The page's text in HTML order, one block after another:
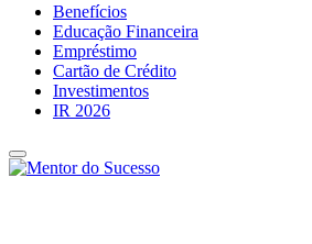
Benefícios
Educação Financeira
Empréstimo
Cartão de Crédito
Investimentos
IR 2026